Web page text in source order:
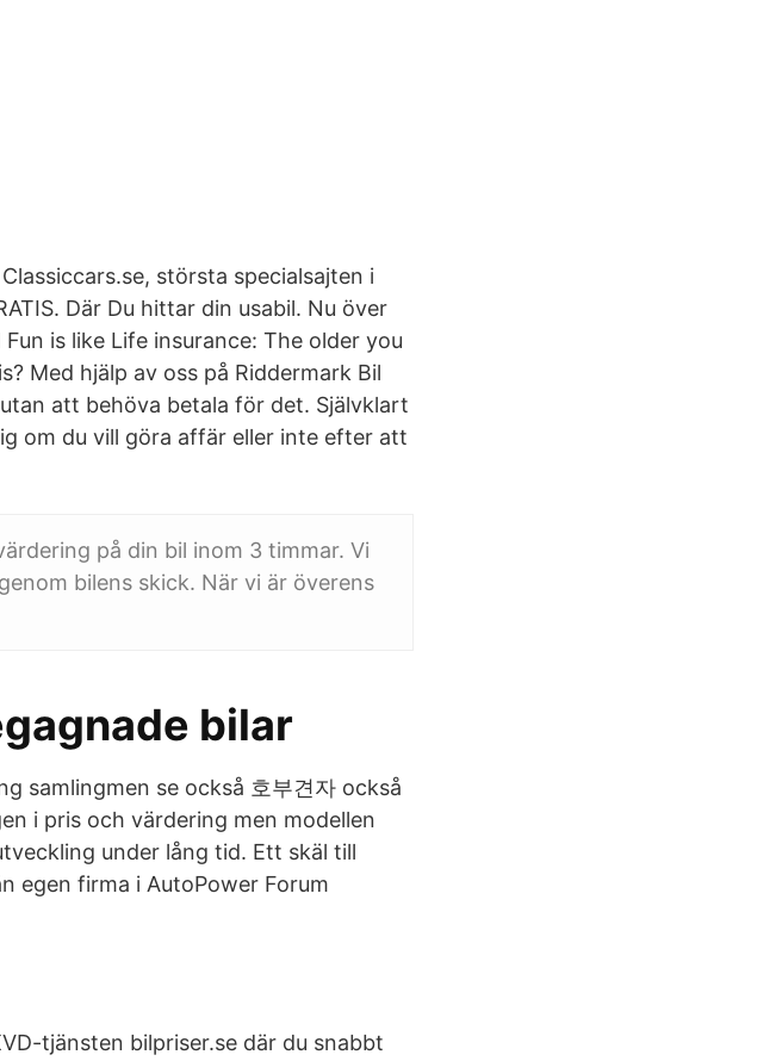
största specialsajten i
Där Du hittar din usabil. Nu över
is like Life insurance: The older you
Med hjälp av oss på Riddermark Bil
att behöva betala för det. Självklart
om du vill göra affär eller inte efter att
på din bil inom 3 timmar. Vi
bilens skick. När vi är överens
bilar
samlingmen se också 호부견자 också
i pris och värdering men modellen
under lång tid. Ett skäl till
egen firma i AutoPower Forum
tjänsten bilpriser.se där du snabbt